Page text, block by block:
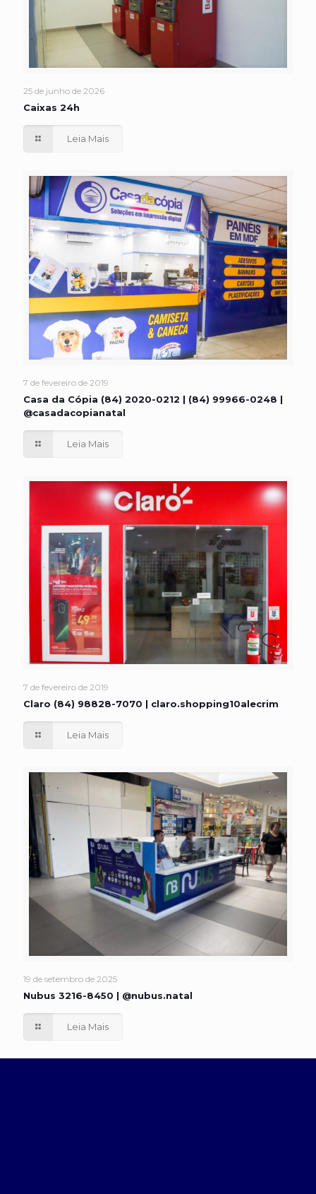
25 de junho de 2026
Caixas 24h
Leia Mais
7 de fevereiro de 2019
Casa da Cópia (84) 2020-0212 | (84) 99966-0248 |
@casadacopianatal
Leia Mais
7 de fevereiro de 2019
Claro (84) 98828-7070 | claro.shopping10alecrim
Leia Mais
19 de setembro de 2025
Nubus 3216-8450 | @nubus.natal
Leia Mais